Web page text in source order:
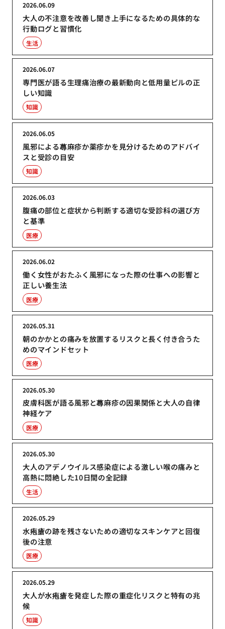
大人の不注意を改善し聞き上手になるための具体的な
行動ログと習慣化
2026.06.09
生活
専門医が語る生理痛治療の最新動向と低用量ピルの正
しい知識
2026.06.07
知識
風邪による蕁麻疹か薬疹かを見分けるためのアドバイ
スと受診の目安
2026.06.05
知識
腹痛の部位と症状から判断する適切な受診科の選び方
と基準
2026.06.03
医療
働く女性がおたふく風邪になった際の仕事への影響と
正しい養生法
2026.06.02
医療
朝のかかとの痛みを放置するリスクと長く付き合うた
めのマインドセット
2026.05.31
医療
皮膚科医が語る風邪と蕁麻疹の因果関係と大人の自律
神経ケア
2026.05.30
医療
大人のアデノウイルス感染症による激しい喉の痛みと
高熱に悶絶した10日間の全記録
2026.05.30
生活
水疱瘡の跡を残さないための適切なスキンケアと回復
後の注意
2026.05.29
医療
大人が水疱瘡を発症した際の重症化リスクと特有の兆
候
2026.05.29
知識